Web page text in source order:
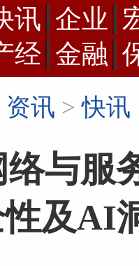
讯 企业
经 金融
资讯 >快讯
与服
及AI